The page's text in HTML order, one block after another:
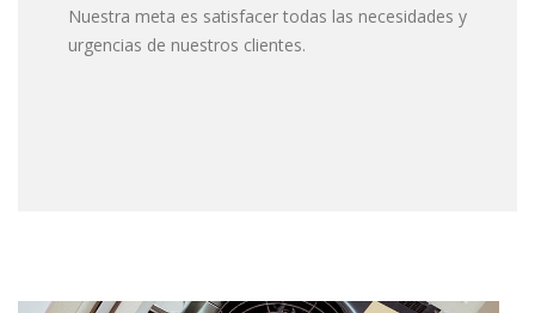
Nuestra meta es satisfacer todas las necesidades y
urgencias de nuestros clientes.